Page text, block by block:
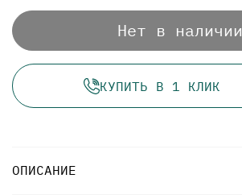
Нет в наличии
КУПИТЬ В 1 КЛИК
ОПИСАНИЕ